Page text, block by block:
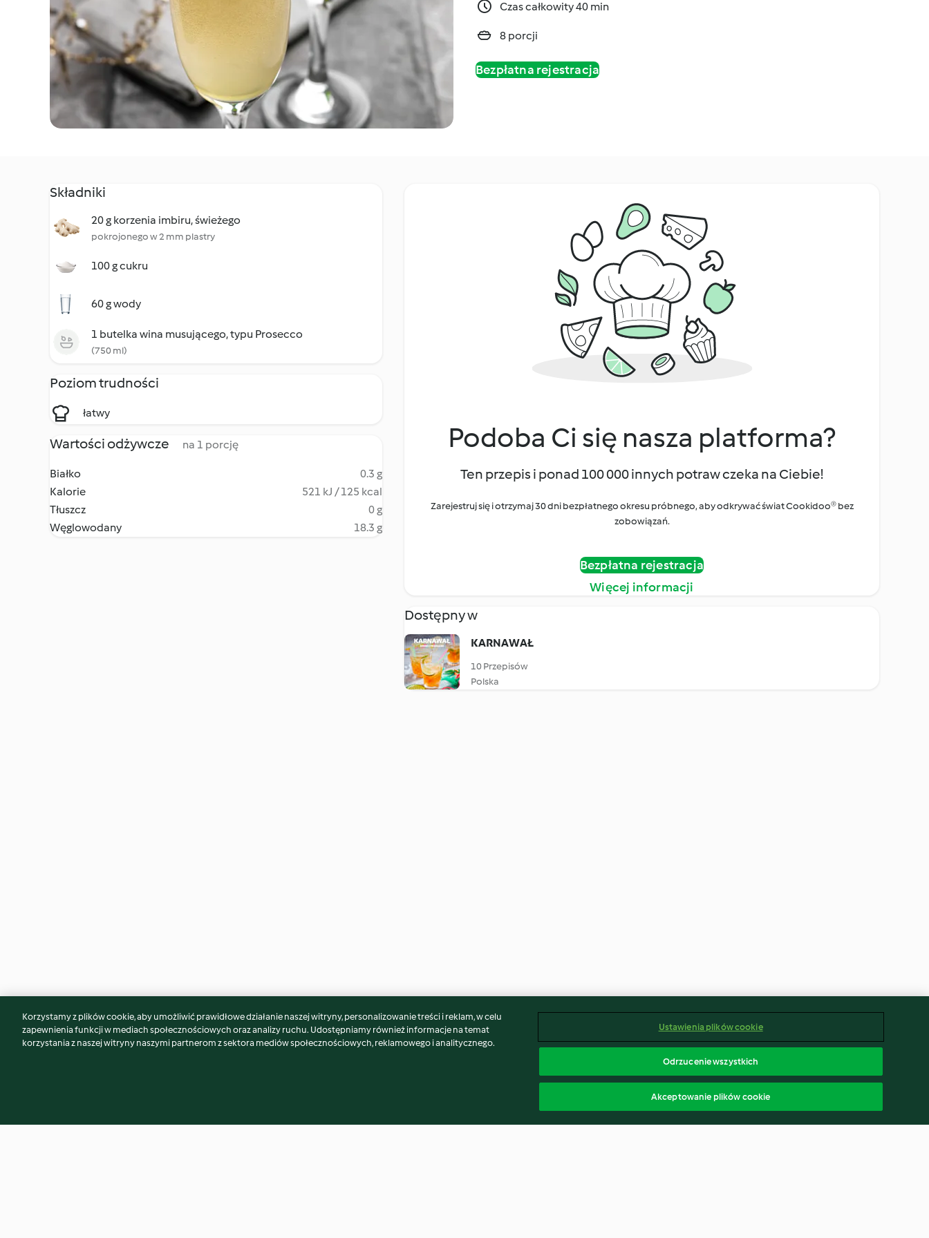
Czas całkowity 40 min
8 porcji
Bezpłatna rejestracja
Składniki
20 g korzenia imbiru, świeżego
pokrojonego w 2 mm plastry
100 g cukru
60 g wody
1 butelka wina musującego, typu Prosecco
(750 ml)
Poziom trudności
łatwy
Wartości odżywcze na 1 porcję
Białko
0.3 g
Kalorie
521 kJ / 125 kcal
Tłuszcz
0 g
Węglowodany
18.3 g
Podoba Ci się nasza platforma?
Ten przepis i ponad 100 000 innych potraw czeka na Ciebie!
Zarejestruj się i otrzymaj 30 dni bezpłatnego okresu próbnego, aby odkrywać świat Cookidoo® bez
zobowiązań.
Bezpłatna rejestracja
Więcej informacji
Dostępny w
KARNAWAŁ
10 Przepisów
Polska
Może spodoba Ci się również...
Korzystamy z plików cookie, aby umożliwić prawidłowe działanie naszej witryny, personalizowanie treści i reklam, w celu
zapewnienia funkcji w mediach społecznościowych oraz analizy ruchu. Udostępniamy również informacje na temat
korzystania z naszej witryny naszymi partnerom z sektora mediów społecznościowych, reklamowego i analitycznego.
Ustawienia plików cookie
Odrzucenie wszystkich
Akceptowanie plików cookie